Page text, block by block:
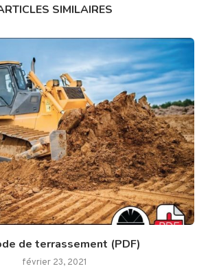
SIMILAIRES
de terrassement (PDF)
février 23, 2021